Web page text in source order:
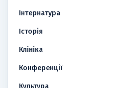
Інтернатура
Історія
Клініка
Конференції
Культура